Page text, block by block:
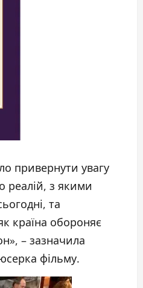
привернути увагу
реалій, з якими
та
країна обороняє
– зазначила
фільму.